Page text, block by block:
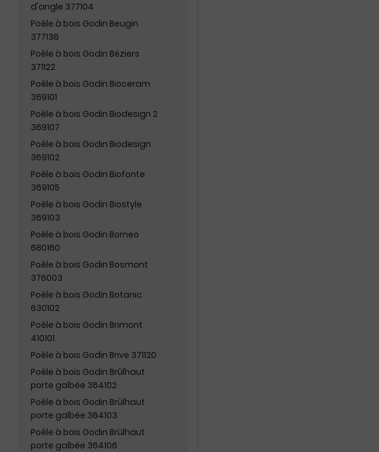
d'angle 377104
Poêle à bois Godin Beugin
377136
Poêle à bois Godin Béziers
371122
Poêle à bois Godin Bioceram
369101
Poêle à bois Godin Biodesign 2
369107
Poêle à bois Godin Biodesign
369102
Poêle à bois Godin Biofonte
369105
Poêle à bois Godin Biostyle
369103
Poêle à bois Godin Borneo
680160
Poêle à bois Godin Bosmont
376003
Poêle à bois Godin Botanic
630102
Poêle à bois Godin Brimont
410101
Poêle à bois Godin Brive 371120
Poêle à bois Godin Brûlhaut
porte galbée 364102
Poêle à bois Godin Brûlhaut
porte galbée 364103
Poêle à bois Godin Brûlhaut
porte galbée 364106